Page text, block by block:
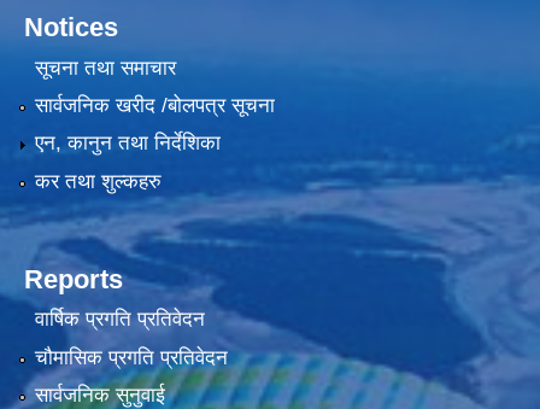
Notices
सूचना तथा समाचार
सार्वजनिक खरीद /बोलपत्र सूचना
एन, कानुन तथा निर्देशिका
कर तथा शुल्कहरु
Reports
वार्षिक प्रगति प्रतिवेदन
चौमासिक प्रगति प्रतिवेदन
सार्वजनिक सुनुवाई